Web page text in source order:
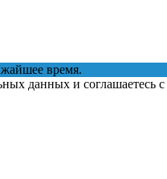
время.
данных и соглашаетесь с